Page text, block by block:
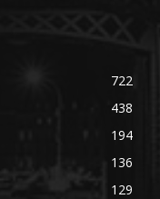
722
438
194
136
129